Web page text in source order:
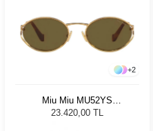
+2
Miu Miu MU52YS
7OE01T54 Kadın Güneş
23.420,00 TL